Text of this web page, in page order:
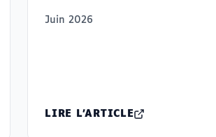
Juin 2026
LIRE L'ARTICLE